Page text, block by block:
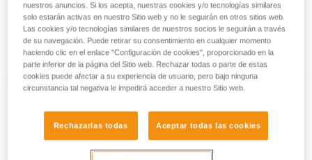
Cómo calcular la relación del polipasto
nuestros anuncios. Si los acepta, nuestras cookies y/o tecnologías similares
solo estarán activas en nuestro Sitio web y no le seguirán en otros sitios web.
Las cookies y/o tecnologías similares de nuestros socios le seguirán a través
de su navegación. Puede retirar su consentimiento en cualquier momento
haciendo clic en el enlace "Configuración de cookies", proporcionado en la
parte inferior de la página del Sitio web. Rechazar todas o parte de estas
cookies puede afectar a su experiencia de usuario, pero bajo ninguna
circunstancia tal negativa le impedirá acceder a nuestro Sitio web.
Rechazarlas todas Aceptar todas las cookies